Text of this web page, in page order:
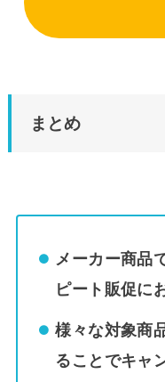
まとめ
メーカー商品
ピート販促に
様々な対象商
ることでキャ